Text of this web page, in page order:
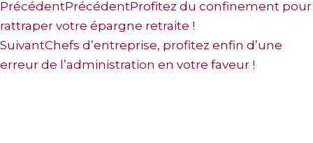
PrécédentPrécédentProfitez du confinement pour
rattraper votre épargne retraite !
SuivantChefs d’entreprise, profitez enfin d’une
erreur de l’administration en votre faveur !